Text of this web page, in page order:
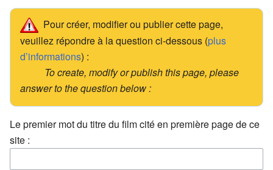
Pour créer, modifier ou publier cette page,
veuillez répondre à la question ci-dessous (plus
d’informations) :
To create, modify or publish this page, please
answer to the question below :
Le premier mot du titre du film cité en première page de ce
site :